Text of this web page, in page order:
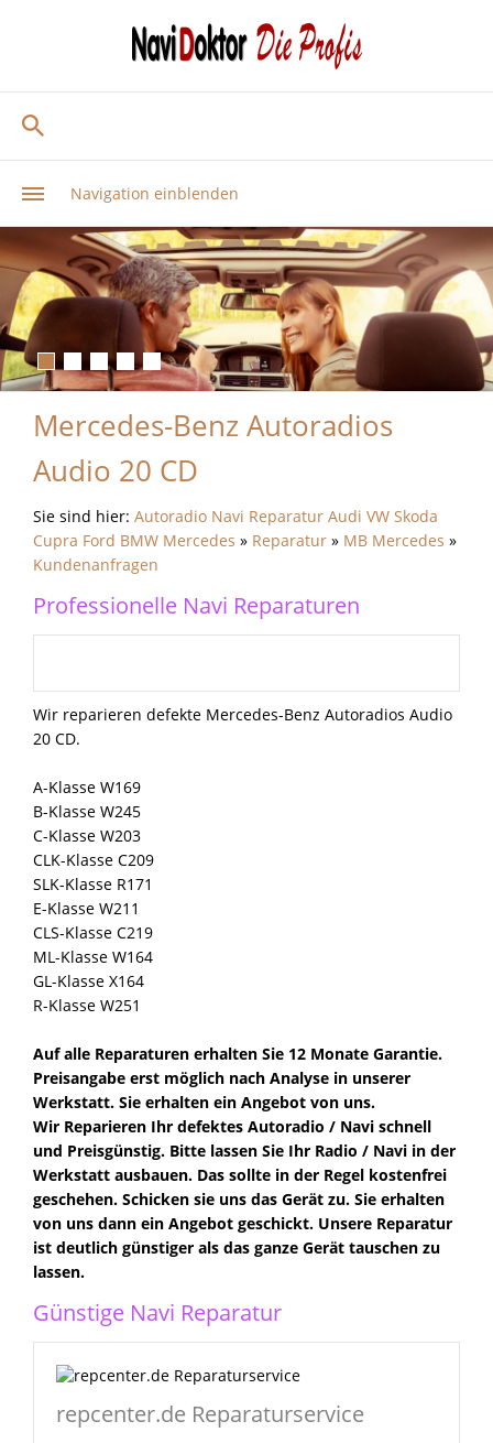
Navigation einblenden
Mercedes-Benz Autoradios
Audio 20 CD
Sie sind hier: Autoradio Navi Reparatur Audi VW Skoda
Cupra Ford BMW Mercedes » Reparatur » MB Mercedes »
Kundenanfragen
Professionelle Navi Reparaturen
Wir reparieren defekte Mercedes-Benz Autoradios Audio
20 CD.
A-Klasse W169
B-Klasse W245
C-Klasse W203
CLK-Klasse C209
SLK-Klasse R171
E-Klasse W211
CLS-Klasse C219
ML-Klasse W164
GL-Klasse X164
R-Klasse W251
Auf alle Reparaturen erhalten Sie 12 Monate Garantie.
Preisangabe erst möglich nach Analyse in unserer
Werkstatt. Sie erhalten ein Angebot von uns.
Wir Reparieren Ihr defektes Autoradio / Navi schnell
und Preisgünstig. Bitte lassen Sie Ihr Radio / Navi in der
Werkstatt ausbauen. Das sollte in der Regel kostenfrei
geschehen. Schicken sie uns das Gerät zu. Sie erhalten
von uns dann ein Angebot geschickt. Unsere Reparatur
ist deutlich günstiger als das ganze Gerät tauschen zu
lassen.
Günstige Navi Reparatur
repcenter.de Reparaturservice